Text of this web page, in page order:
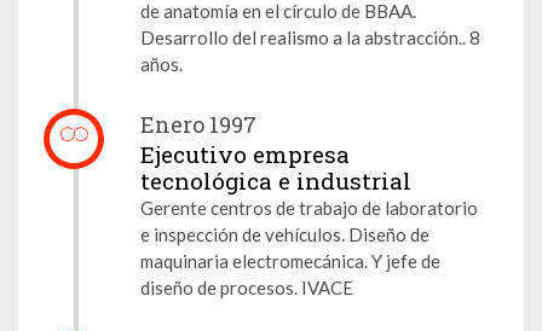
de anatomía en el círculo de BBAA.
Desarrollo del realismo a la abstracción.. 8
años.
Enero 1997
Ejecutivo empresa
tecnológica e industrial
Gerente centros de trabajo de laboratorio
e inspección de vehículos. Diseño de
maquinaria electromecánica. Y jefe de
diseño de procesos. IVACE